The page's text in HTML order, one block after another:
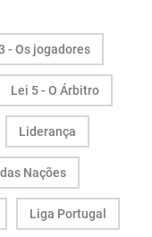
- Os jogadores
Lei 5 - O Árbitro
Liderança
Nações
Liga Portugal